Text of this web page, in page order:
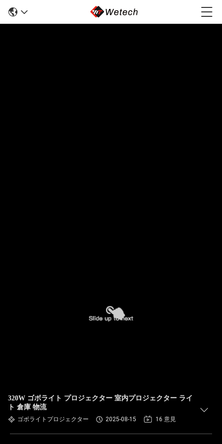
320W ゴボライト プロジェクター 室内プロジェクター ライ
ト 倉庫 物流
ゴボライトプロジェクター 2025-08-15 16 意見